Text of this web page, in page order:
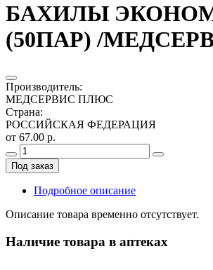
БАХИЛЫ
(50ПАР) /
Производитель:
МЕДСЕРВИС ПЛЮС
Страна:
РОССИЙСКАЯ ФЕДЕРАЦИЯ
от 67.00 р.
Под заказ
Подробное описание
Описание товара временно отсутствует.
Наличие товара в аптеках